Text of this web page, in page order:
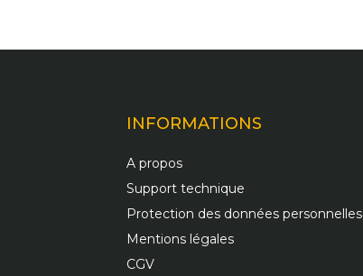
INFORMATIONS
A propos
Support technique
Protection des données personnelles
Mentions légales
CGV